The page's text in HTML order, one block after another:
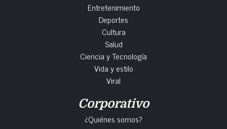
Entretenimiento
Deportes
Cultura
Salud
Ciencia y Tecnología
Vida y estilo
Viral
Corporativo
¿Quiénes somos?